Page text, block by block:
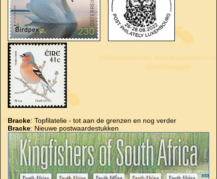
Bracke: Topfilatelie - tot aan de grenzen en nog verder
Bracke: Nieuwe postwaardestukken